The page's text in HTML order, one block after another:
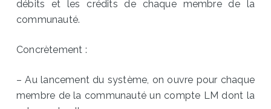
débits et les crédits de chaque membre de la
communauté.
Concrètement :
– Au lancement du système, on ouvre pour chaque
membre de la communauté un compte LM dont la